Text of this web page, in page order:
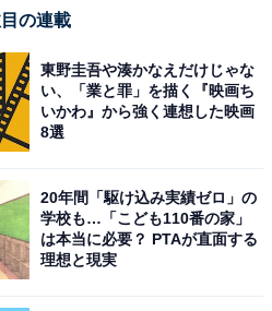
の連載
東野圭吾や湊かなえだけじゃな
い、「業と罪」を描く『映画ち
いかわ』から強く連想した映画
8選
20年間「駆け込み実績ゼロ」の
学校も…「こども110番の家」
は本当に必要？ PTAが直面する
理想と現実